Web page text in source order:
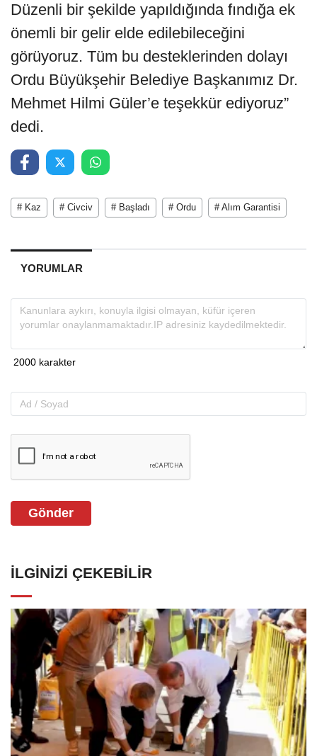
Düzenli bir şekilde yapıldığında fındığa ek
önemli bir gelir elde edilebileceğini
görüyoruz. Tüm bu desteklerinden dolayı
Ordu Büyükşehir Belediye Başkanımız Dr.
Mehmet Hilmi Güler’e teşekkür ediyoruz”
dedi.
# Kaz # Civciv # Başladı # Ordu # Alım Garantisi
YORUMLAR
Gönder
İLGINIZI ÇEKEBILIR